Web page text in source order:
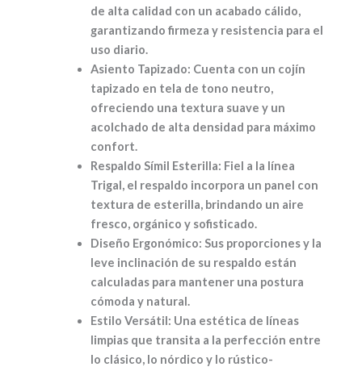
de alta calidad con un acabado cálido,
garantizando firmeza y resistencia para el
uso diario.
Asiento Tapizado: Cuenta con un cojín
tapizado en tela de tono neutro,
ofreciendo una textura suave y un
acolchado de alta densidad para máximo
confort.
Respaldo Símil Esterilla: Fiel a la línea
Trigal, el respaldo incorpora un panel con
textura de esterilla, brindando un aire
fresco, orgánico y sofisticado.
Diseño Ergonómico: Sus proporciones y la
leve inclinación de su respaldo están
calculadas para mantener una postura
cómoda y natural.
Estilo Versátil: Una estética de líneas
limpias que transita a la perfección entre
lo clásico, lo nórdico y lo rústico-